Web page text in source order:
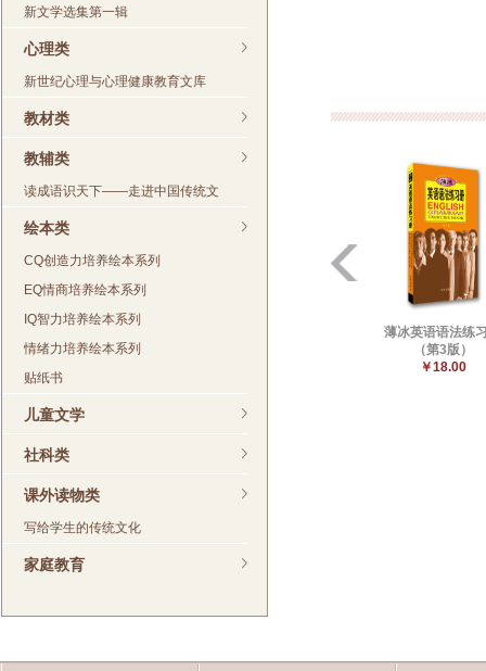
新文学选集第一辑
心理类
新世纪心理与心理健康教育文库
教材类
教辅类
读成语识天下——走进中国传统文
绘本类
CQ创造力培养绘本系列
EQ情商培养绘本系列
IQ智力培养绘本系列
情绪力培养绘本系列
贴纸书
儿童文学
社科类
课外读物类
写给学生的传统文化
家庭教育
薄冰英语语法练
（第3版）
￥18.00